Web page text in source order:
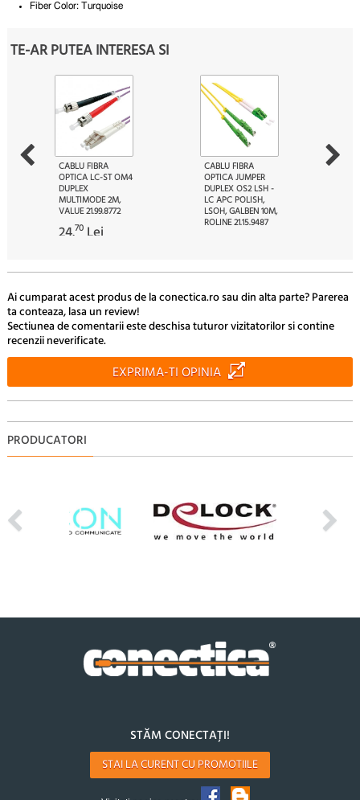
Fiber Color: Turquoise
TE-AR PUTEA INTERESA SI
CABLU FIBRA
OPTICA LC-ST OM4
DUPLEX
MULTIMODE 2M,
VALUE 21.99.8772
24.70 Lei
CABLU FIBRA
OPTICA JUMPER
DUPLEX OS2 LSH -
LC APC POLISH,
LSOH, GALBEN 10M,
ROLINE 21.15.9487
Ai cumparat acest produs de la conectica.ro sau din alta parte? Parerea
ta conteaza, lasa un review!
Sectiunea de comentarii este deschisa tuturor vizitatorilor si contine
recenzii neverificate.
EXPRIMA-TI OPINIA
PRODUCATORI
STĂM CONECTAȚI!
STAI LA CURENT CU PROMOTIILE